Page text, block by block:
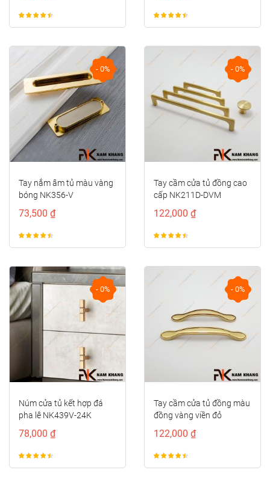
- 0%
Tay nắm âm tủ màu vàng
bóng NK356-V
73,500 ₫
- 0%
Núm cửa tủ kết hợp đá
pha lê NK439V-24K
78,000 ₫
- 0%
Tay cầm cửa tủ đồng cao
cấp NK211D-DVM
122,000 ₫
- 0%
Tay cầm cửa tủ đồng màu
đồng vàng viền đỏ
122,000 ₫